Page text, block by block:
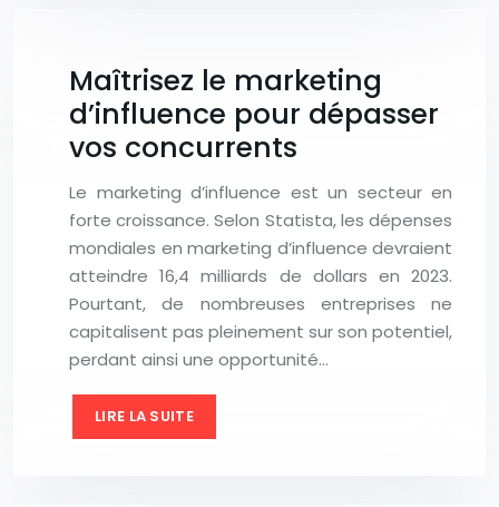
Maîtrisez le marketing
d’influence pour dépasser
vos concurrents
Le marketing d’influence est un secteur en
forte croissance. Selon Statista, les dépenses
mondiales en marketing d’influence devraient
atteindre 16,4 milliards de dollars en 2023.
Pourtant, de nombreuses entreprises ne
capitalisent pas pleinement sur son potentiel,
perdant ainsi une opportunité…
LIRE LA SUITE